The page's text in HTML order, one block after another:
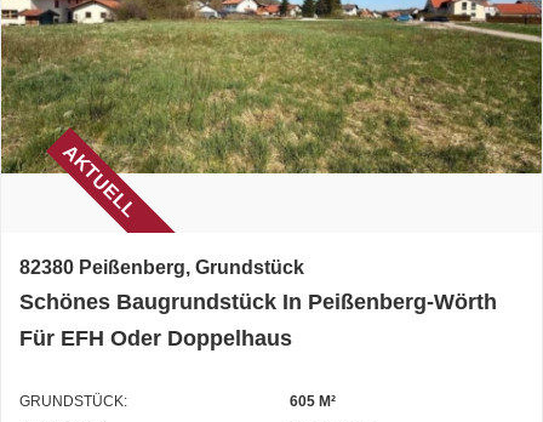
AKTUELL
Schönes Baugrundstück In Peißenberg-Wörth
Für EFH Oder Doppelhaus
82380 Peißenberg, Grundstück
GRUNDSTÜCK:
605 M²